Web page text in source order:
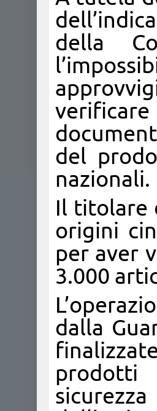
della
del
nazionali.
Il titolare
origini
per aver
3.000
dalla
prodotti